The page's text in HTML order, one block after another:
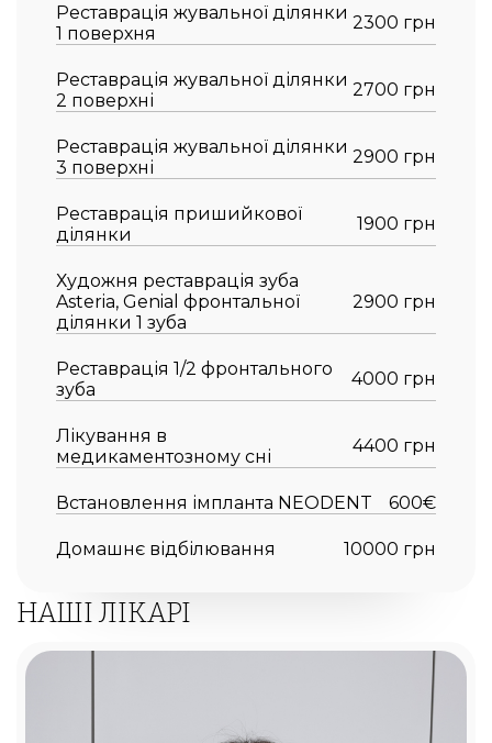
Реставрація жувальної ділянки
1 поверхня
2300 грн
Реставрація жувальної ділянки
2 поверхні
2700 грн
Реставрація жувальної ділянки
3 поверхні
2900 грн
Реставрація пришийкової
ділянки
1900 грн
Художня реставрація зуба
Asteria, Genial фронтальної
ділянки 1 зуба
2900 грн
Реставрація 1/2 фронтального
зуба
4000 грн
Лікування в
медикаментозному сні
4400 грн
Встановлення імпланта NEODENT 600€
Домашнє відбілювання 10000 грн
НАШІ ЛІКАРІ